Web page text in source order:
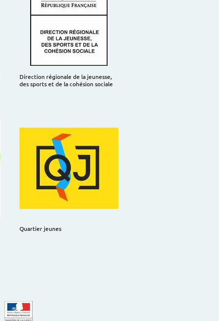
Direction régionale de la jeunesse,
des sports et de la cohésion sociale
Quartier jeunes